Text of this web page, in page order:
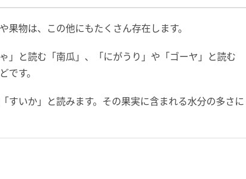
果物は、この他にもたくさん存在します。
」と読む「南瓜」、「にがうり」や「ゴーヤ」と読む
です。
すいか」と読みます。その果実に含まれる水分の多さに